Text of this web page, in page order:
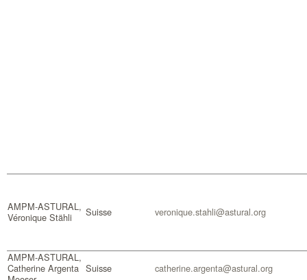
AMPM-ASTURAL,
Véronique Stähli
Suisse veronique.stahli@astural.org
AMPM-ASTURAL,
Catherine Argenta Suisse catherine.argenta@astural.org